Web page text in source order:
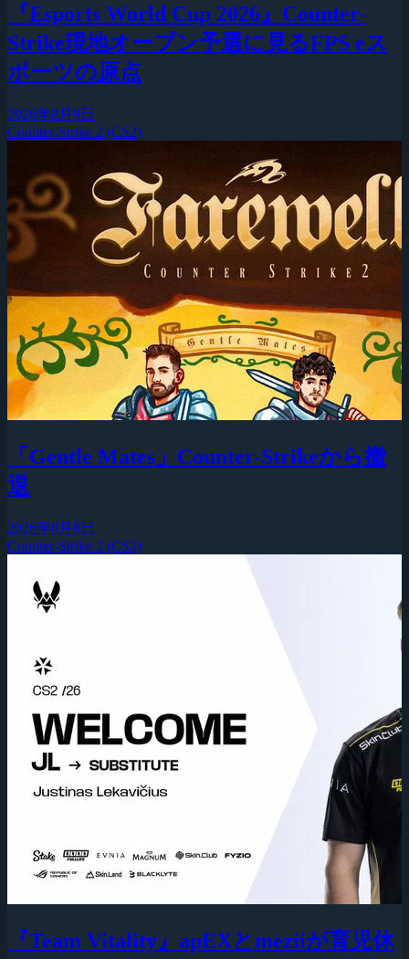
『Esports World Cup 2026』Counter-
Strike現地オープン予選に見るFPS eス
ポーツの原点
2026年8月9日
Counter-Strike 2 (CS2)
「Gentle Mates」Counter-Strikeから撤
退
2026年8月8日
Counter-Strike 2 (CS2)
『Team Vitality』apEXとmeziiが育児休